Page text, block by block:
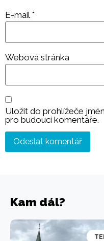
E-mail *
Webová stránka
Uložit do prohlížeče
pro budoucí komentáře.
Kam dál?